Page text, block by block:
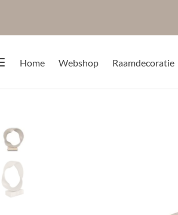
Home Webshop Raamdecoratie